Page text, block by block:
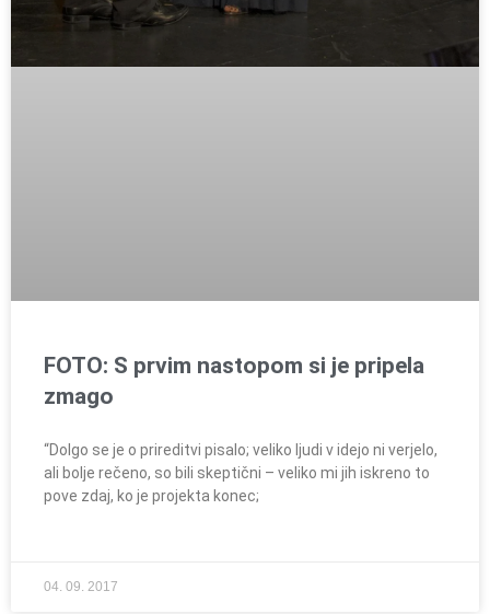
FOTO: S prvim nastopom si je pripela
zmago
“Dolgo se je o prireditvi pisalo; veliko ljudi v idejo ni verjelo,
ali bolje rečeno, so bili skeptični – veliko mi jih iskreno to
pove zdaj, ko je projekta konec;
04. 09. 2017